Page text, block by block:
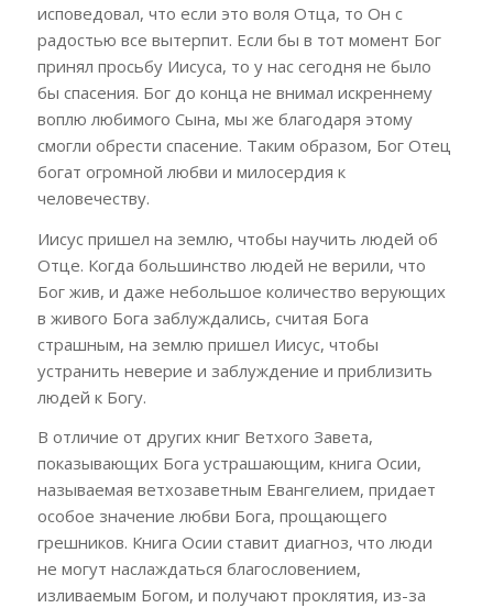
исповедовал, что если это воля Отца, то Он с
радостью все вытерпит. Если бы в тот момент Бог
принял просьбу Иисуса, то у нас сегодня не было
бы спасения. Бог до конца не внимал искреннему
воплю любимого Сына, мы же благодаря этому
смогли обрести спасение. Таким образом, Бог Отец
богат огромной любви и милосердия к
человечеству.
Иисус пришел на землю, чтобы научить людей об
Отце. Когда большинство людей не верили, что
Бог жив, и даже небольшое количество верующих
в живого Бога заблуждались, считая Бога
страшным, на землю пришел Иисус, чтобы
устранить неверие и заблуждение и приблизить
людей к Богу.
В отличие от других книг Ветхого Завета,
показывающих Бога устрашающим, книга Осии,
называемая ветхозаветным Евангелием, придает
особое значение любви Бога, прощающего
грешников. Книга Осии ставит диагноз, что люди
не могут наслаждаться благословением,
изливаемым Богом, и получают проклятия, из-за